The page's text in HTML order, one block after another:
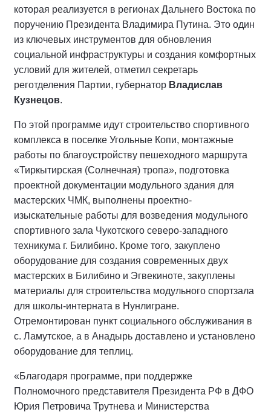
которая реализуется в регионах Дальнего Востока по
поручению Президента Владимира Путина. Это один
из ключевых инструментов для обновления
социальной инфраструктуры и создания комфортных
условий для жителей, отметил секретарь
реготделения Партии, губернатор Владислав
Кузнецов.
По этой программе идут строительство спортивного
комплекса в поселке Угольные Копи, монтажные
работы по благоустройству пешеходного маршрута
«Тиркытирская (Солнечная) тропа», подготовка
проектной документации модульного здания для
мастерских ЧМК, выполнены проектно-
изыскательные работы для возведения модульного
спортивного зала Чукотского северо-западного
техникума г. Билибино. Кроме того, закуплено
оборудование для создания современных двух
мастерских в Билибино и Эгвекиноте, закуплены
материалы для строительства модульного спортзала
для школы-интерната в Нунлигране.
Отремонтирован пункт социального обслуживания в
с. Ламутское, а в Анадырь доставлено и установлено
оборудование для теплиц.
«Благодаря программе, при поддержке
Полномочного представителя Президента РФ в ДФО
Юрия Петровича Трутнева и Министерства